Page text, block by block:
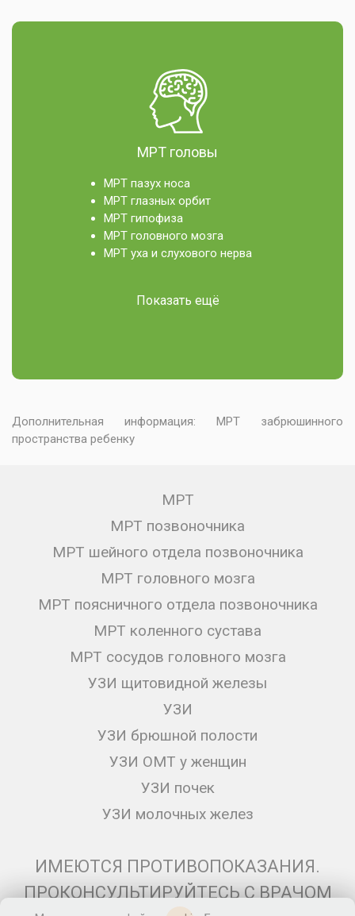
МРТ головы
МРТ пазух носа
МРТ глазных орбит
МРТ гипофиза
МРТ головного мозга
МРТ уха и слухового нерва
Показать ещё
Дополнительная информация: МРТ забрюшинного
пространства ребенку
МРТ
МРТ позвоночника
МРТ шейного отдела позвоночника
МРТ головного мозга
МРТ поясничного отдела позвоночника
МРТ коленного сустава
МРТ сосудов головного мозга
УЗИ щитовидной железы
УЗИ
УЗИ брюшной полости
УЗИ ОМТ у женщин
УЗИ почек
УЗИ молочных желез
ИМЕЮТСЯ ПРОТИВОПОКАЗАНИЯ.
ПРОКОНСУЛЬТИРУЙТЕСЬ С ВРАЧОМ